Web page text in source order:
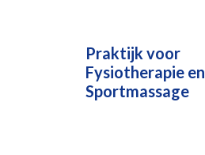
Praktijk voor
Fysiotherapie en
Sportmassage